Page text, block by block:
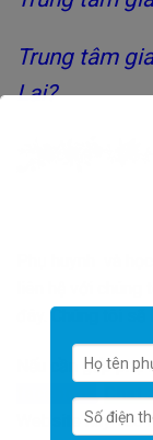
Trung tâm
Lai?
liên hệ với
đây. Chúng tôi sẽ
Nếu cần gấp phụ
facebook,Chat
Website này vào